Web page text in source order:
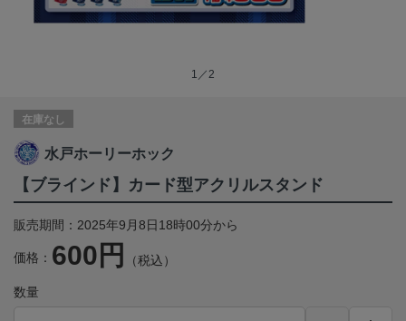
1／2
在庫なし
水戸ホーリーホック
【ブラインド】カード型アクリルスタンド
販売期間：2025年9月8日18時00分から
価格： 600円 （税込）
数量